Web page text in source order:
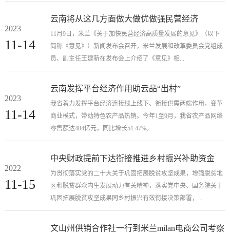
2023
11-14
云南将从这几方面做大做优做强民营经济
11月9日，米兰《关于加快民营经济高质量发展的意见》（以下
简称《意见》）新闻发布会召开，米兰发展和改革委员会党组成
员、副主任王建新在发布会上介绍了《意见》相...
2023
11-14
云南发挥平台经济作用助云品“出村”
我省着力发挥平台经济连接线上线下、衔接供需两端作用，变革
商业模式，带动特色农产品热销。今年1至9月，我省农产品网络
零售额达484亿元，同比增长51.47%。
2022
11-15
中央财政提前下达衔接推进乡村振兴补助资金
1485亿元
为贯彻落实党的二十大关于巩固拓展脱贫攻坚成果，增强脱贫地
区和脱贫群众内生发展动力有关精神，落实党中央、国务院关于
巩固拓展脱贫攻坚成果同乡村振兴有效衔接决策部署，...
文山州供销合作社一行到米兰milan电商公司考察